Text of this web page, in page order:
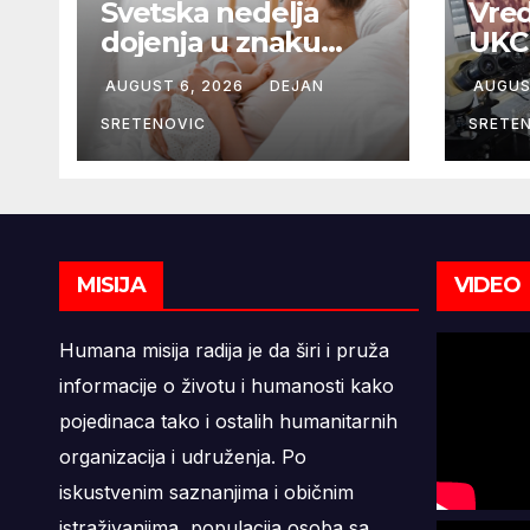
Svetska nedelja
dojenja u znaku
podrške majkama i
najboljeg početka
života
AUGUST 6, 2026 DEJAN
SRETENOVIC
9,6
MISIJA
Humana misija radija je da širi i pruža
informacije o životu i humanosti kako
pojedinaca tako i ostalih humanitarnih
organizacija i udruženja. Po
iskustvenim saznanjima i običnim
VIDEO